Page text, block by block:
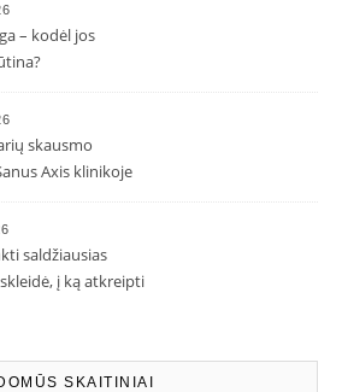
– kodėl jos
skausmo
Axis klinikoje
saldžiausias
į ką atkreipti
SKAITINIAI